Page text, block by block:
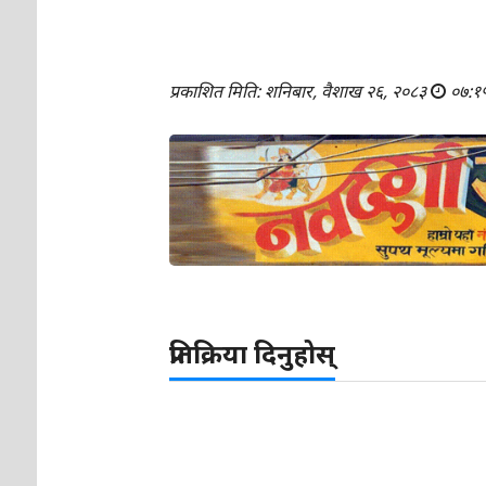
प्रकाशित मिति: शनिबार, वैशाख २६, २०८३
प्रतिक्रिया दिनुहोस्